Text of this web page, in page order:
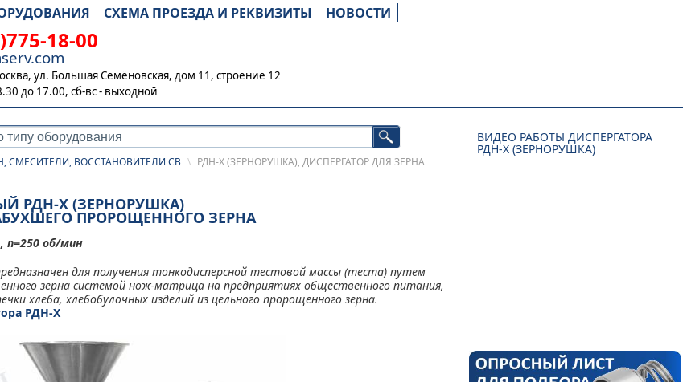
СХЕМА ПРОЕЗДА И РЕКВИЗИТЫ НОВОСТИ
18-00
ул. Большая Семёновская, дом 11, строение 12
до 17.00, сб-вс - выходной
СМЕСИТЕЛИ, ВОССТАНОВИТЕЛИ СВ \ РДН-Х (ЗЕРНОРУШКА), ДИСПЕРГАТОР ДЛЯ ЗЕРНА
РДН-Х (ЗЕРНОРУШКА)
ПРОРОЩЕННОГО ЗЕРНА
n=250 об/мин
для получения тонкодисперсной тестовой массы (теста) путем
зерна системой нож-матрица на предприятиях общественного питания,
хлеба, хлебобулочных изделий из цельного пророщенного зерна.
РДН-Х
ВИДЕО РАБОТЫ ДИСПЕРГАТОРА
РДН-Х (ЗЕРНОРУШКА)